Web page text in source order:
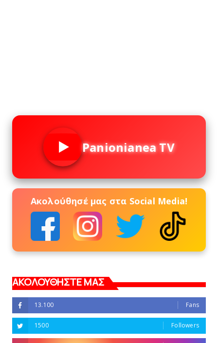
Panionianea TV
Ακολούθησέ μας στα Social Media!
ΑΚΟΛΟΥΘΗΣΤΕ ΜΑΣ
13.100 Fans
1500 Followers